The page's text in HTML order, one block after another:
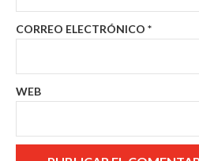
CORREO ELECTRÓNICO *
WEB